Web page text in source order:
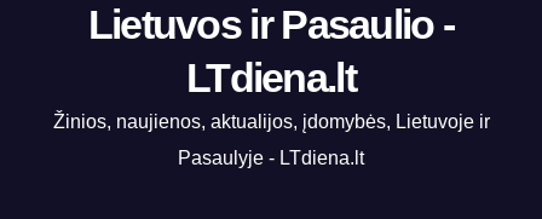
Lietuvos ir Pasaulio -
LTdiena.lt
Žinios, naujienos, aktualijos, įdomybės, Lietuvoje ir
Pasaulyje - LTdiena.lt